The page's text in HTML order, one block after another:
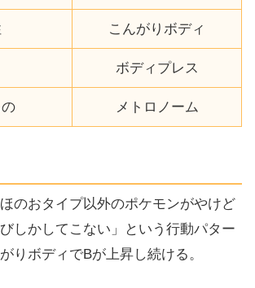
こんがりボディ
ボディプレス
メトロノーム
のおタイプ以外のポケモンがやけど
しかしてこない」という行動パター
りボディでBが上昇し続ける。